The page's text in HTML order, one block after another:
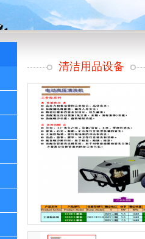
清洁用品设备